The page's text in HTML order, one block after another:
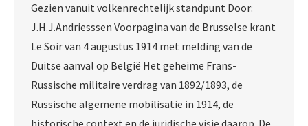
Gezien vanuit volkenrechtelijk standpunt Door:
J.H.J.Andriesssen Voorpagina van de Brusselse krant
Le Soir van 4 augustus 1914 met melding van de
Duitse aanval op België Het geheime Frans-
Russische militaire verdrag van 1892/1893, de
Russische algemene mobilisatie in 1914, de